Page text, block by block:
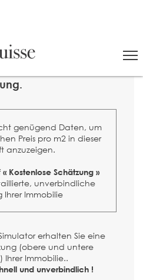
Quadratmeter für
ein Haus in
genügend Daten, um
Preis pro m2 in dieser
anzuzeigen.
« Kostenlose Schätzung »
unverbindliche
Ihrer Immobilie
erhalten Sie eine
(obere und untere
Ihrer Immobilie..
und unverbindlich !